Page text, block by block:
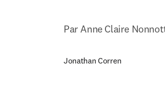
Par Anne Claire
Jonathan Corren